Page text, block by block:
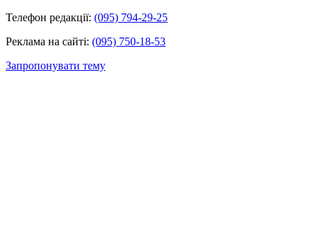
Телефон редакції: (095) 794-29-25
Реклама на сайті: (095) 750-18-53
Запропонувати тему